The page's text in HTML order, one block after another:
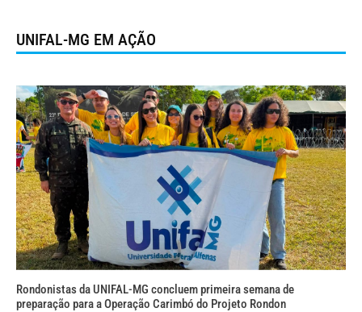
UNIFAL-MG EM AÇÃO
Rondonistas da UNIFAL-MG concluem primeira semana de
preparação para a Operação Carimbó do Projeto Rondon